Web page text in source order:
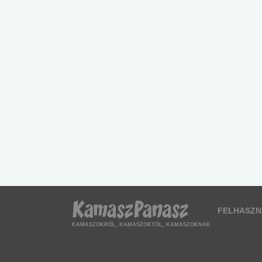
KAMASZOKRÓL, KAMASZOKTÓL, KAMASZOKNAK